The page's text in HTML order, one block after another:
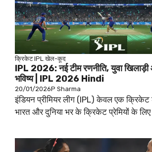
क्रिकेट IPL खेल-कूद
IPL 2026: नई टीम रणनीति, युवा
भविष्य | IPL 2026 Hindi
20/01/2026P Sharma
इंडियन प्रीमियर लीग (IPL) केवल एक क्रिकेट
भारत और दुनिया भर के क्रिकेट प्रेमियों के